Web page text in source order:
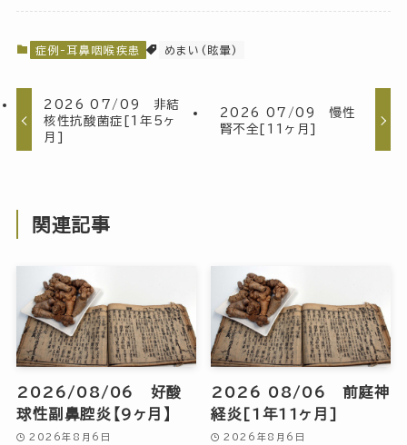
症例-耳鼻咽喉疾患 めまい(眩暈)
2026 07/09 非結
核性抗酸菌症[1年5ヶ
月]
2026 07/09 慢性
腎不全[11ヶ月]
関連記事
2026/08/06 好酸
球性副鼻腔炎【9ヶ月】
2026年8月6日
2026 08/06 前庭神
経炎[1年11ヶ月]
2026年8月6日